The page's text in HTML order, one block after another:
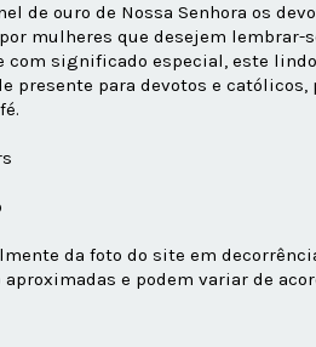
de ouro de Nossa Senhora os
mulheres que desejem
com significado especial, este
presente para devotos e
da foto do site em
aproximadas e podem variar de